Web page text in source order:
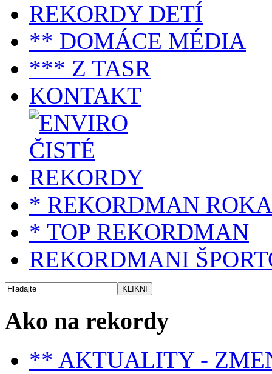
REKORDY DETÍ
** DOMÁCE MÉDIA
*** Z TASR
KONTAKT
* REKORDMAN ROKA
* TOP REKORDMAN
REKORDMANI
Ako na rekordy
** AKTUALITY -